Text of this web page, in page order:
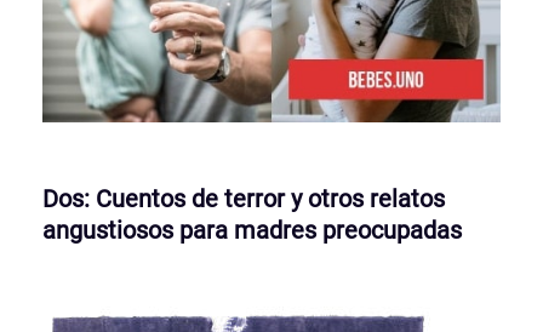
Dos: Cuentos de terror y otros relatos
angustiosos para madres preocupadas